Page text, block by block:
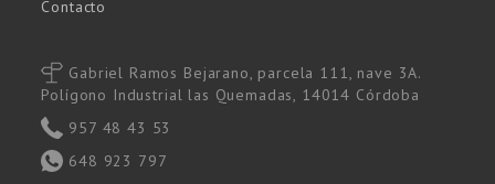
Contacto
Gabriel Ramos Bejarano, parcela 111, nave 3A.
Polígono Industrial las Quemadas, 14014 Córdoba
957 48 43 53
648 923 797